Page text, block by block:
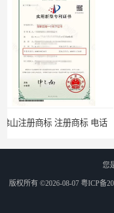
标 电话
您
版权所有 ©2026-08-07 粤ICP备